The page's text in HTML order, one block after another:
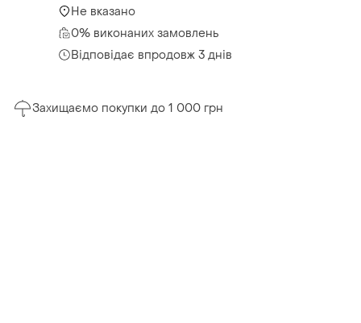
Не вказано
0% виконаних замовлень
Відповідає впродовж 3 днів
Захищаємо покупки до 1 000 грн